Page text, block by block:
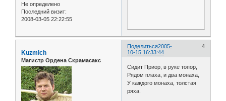
Не определено
Последний визит:
2008-03-05 22:22:55
Поделиться 4
2005-
10-15 16:33:44
Kuzmich
Магистр Ордена Скрамасакс
Сидит Приор, в руке топор,
Рядом плаха, и два монаха,
У каждого монаха, толстая
ряха.